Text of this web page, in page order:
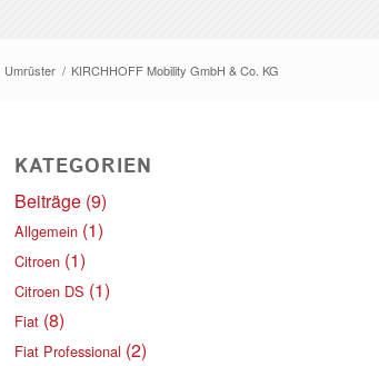
Umrüster / KIRCHHOFF Mobility GmbH & Co. KG
KATEGORIEN
Beiträge(9)
Allgemein(1)
Citroen(1)
Citroen DS (1)
Fiat(8)
Fiat Professional (2)